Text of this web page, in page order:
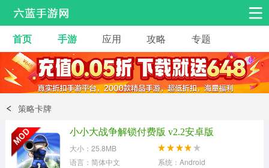
安卓手游 手游工具
热门手游 角色扮演 益智休闲
动作射击
冒险解谜
首页 手游 应用 攻略 专题
策略卡牌
小小大战争解锁付费版 v2.2安卓版
大小：25.8MB
语言：简体中文
系统：Android